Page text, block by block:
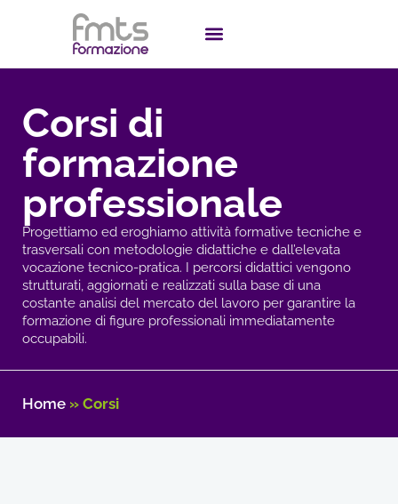
Corsi di
formazione
professionale
Progettiamo ed eroghiamo attività formative tecniche e
trasversali con metodologie didattiche e dall’elevata
vocazione tecnico-pratica. I percorsi didattici vengono
strutturati, aggiornati e realizzati sulla base di una
costante analisi del mercato del lavoro per garantire la
formazione di figure professionali immediatamente
occupabili.
Home » Corsi